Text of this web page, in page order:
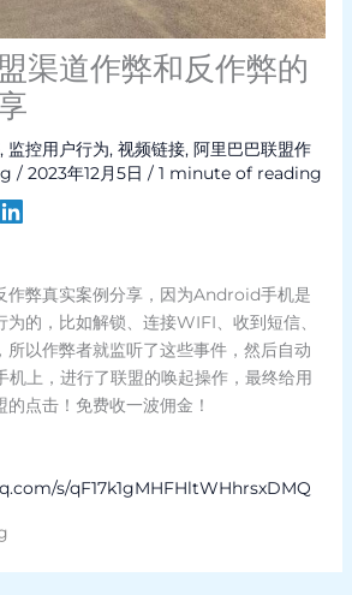
渠道作弊和反作弊的
, 监控用户行为, 视频链接, 阿里巴巴联盟作
/ 2023年12月5日 / 1 minute of reading
作弊真实案例分享，因为Android手机是
的，比如解锁、连接WIFI、收到短信、
所以作弊者就监听了这些事件，然后自动
上，进行了联盟的唤起操作，最终给用
点击！免费收一波佣金！
s/qF17k1gMHFHltWHhrsxDMQ